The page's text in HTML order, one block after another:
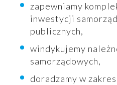
zapewniamy
inwestycji
publicznych,
windykujemy
samorządowych,
doradzamy w